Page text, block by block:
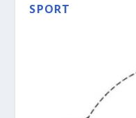
SPORT